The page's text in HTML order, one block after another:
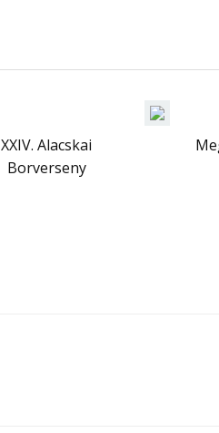
XXIV. Alacskai
Borverseny